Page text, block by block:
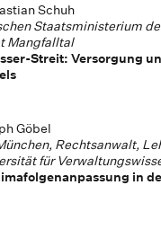
Schuh
Staatsministerium
Mangfalltal
Streit: Versorgung
Göbel
Rechtsanwalt,
für
in